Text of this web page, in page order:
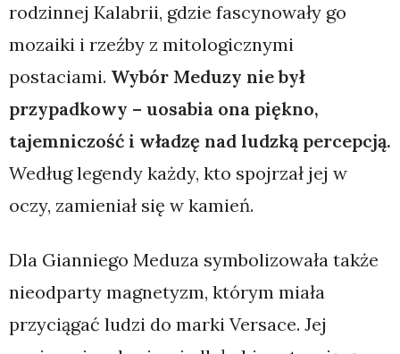
rodzinnej Kalabrii, gdzie fascynowały go
mozaiki i rzeźby z mitologicznymi
postaciami. Wybór Meduzy nie był
przypadkowy – uosabia ona piękno,
tajemniczość i władzę nad ludzką percepcją.
Według legendy każdy, kto spojrzał jej w
oczy, zamieniał się w kamień.
Dla Gianniego Meduza symbolizowała także
nieodparty magnetyzm, którym miała
przyciągać ludzi do marki Versace. Jej